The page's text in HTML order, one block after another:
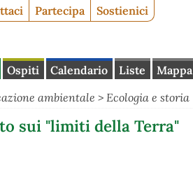
Partecipa Sostienici
Ospiti Calendario Liste Mappa
ambientale >Ecologia e storia
sui "limiti della Terra"